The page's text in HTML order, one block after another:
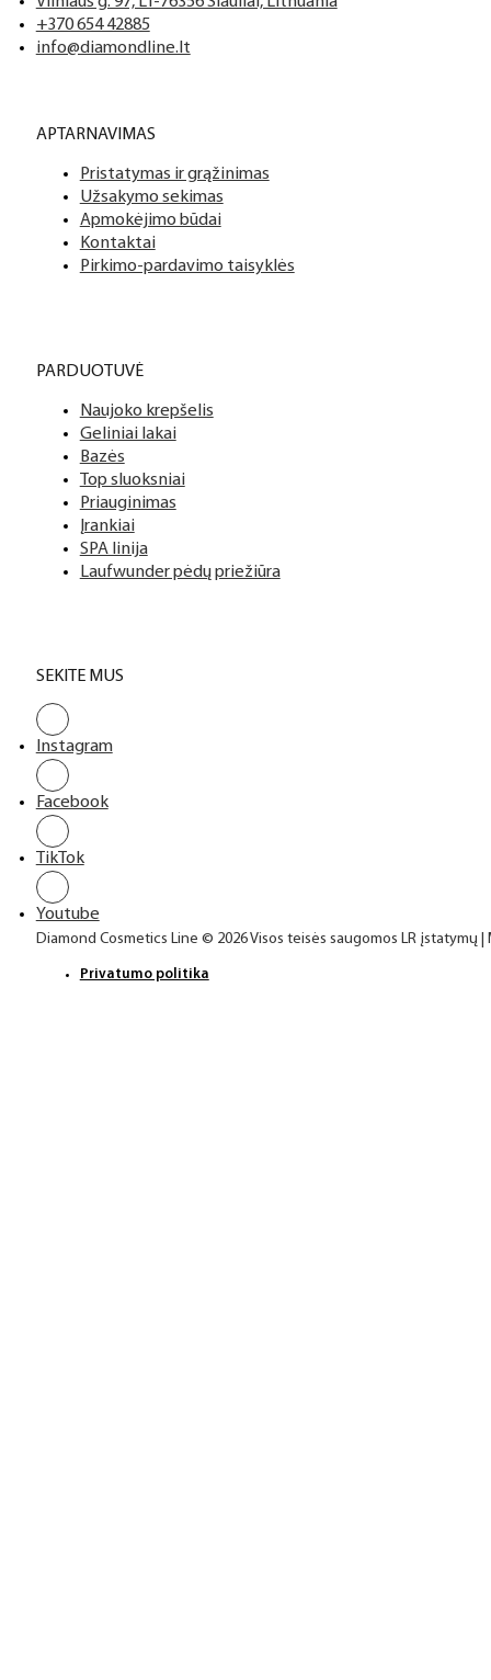
Mes siūlome tik aukščiausios kokybės produktus nagams,
Platus prekių katalogas
Turime daugiau nei 3000 produktų visiems Jūsų poreikiams
PDF katalogas
Vilniaus g. 97, LT-76356 Šiauliai, Lithuania
+370 654 42885
Pristatymas ir grąžinimas
Užsakymo sekimas
Apmokėjimo būdai
Kontaktai
Naujoko krepšelis
Geliniai lakai
Bazės
Top sluoksniai
Priauginimas
Įrankiai
SPA linija
SEKITE MUS
Instagram
Facebook
TikTok
Youtube